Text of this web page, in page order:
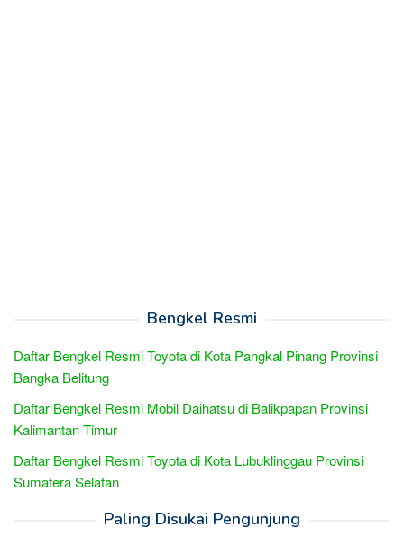
Bengkel Resmi
Daftar Bengkel Resmi Toyota di Kota Pangkal Pinang Provinsi
Bangka Belitung
Daftar Bengkel Resmi Mobil Daihatsu di Balikpapan Provinsi
Kalimantan Timur
Daftar Bengkel Resmi Toyota di Kota Lubuklinggau Provinsi
Sumatera Selatan
Paling Disukai Pengunjung